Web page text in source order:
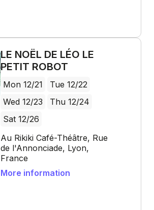
LE NOËL DE LÉO LE
PETIT ROBOT
Mon 12/21
Tue 12/22
Wed 12/23
Thu 12/24
Sat 12/26
Au Rikiki Café-Théâtre, Rue
de l'Annonciade, Lyon,
France
More information